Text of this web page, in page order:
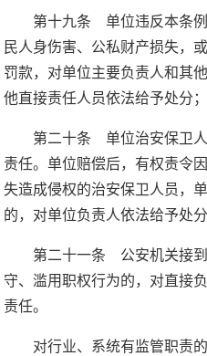
第十九条 单位违反本条
民人身伤害、公私财产损失，
罚款，对单位主要负责人和其
他直接责任人员依法给予处分
第二十条 单位治安保卫
责任。单位赔偿后，有权责令
失造成侵权的治安保卫人员，
的，对单位负责人依法给予处
第二十一条 公安机关接
守、滥用职权行为的，对直接
责任。
对行业、系统有监管职责